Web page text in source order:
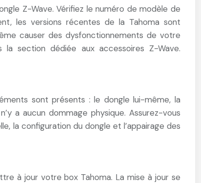
Z-Wave. Vérifiez le numéro de modèle de
les versions récentes de la Tahoma sont
causer des dysfonctionnements de votre
section dédiée aux accessoires Z-Wave.
sont présents : le dongle lui-même, la
a aucun dommage physique. Assurez-vous
la configuration du dongle et l’appairage des
à jour votre box Tahoma. La mise à jour se